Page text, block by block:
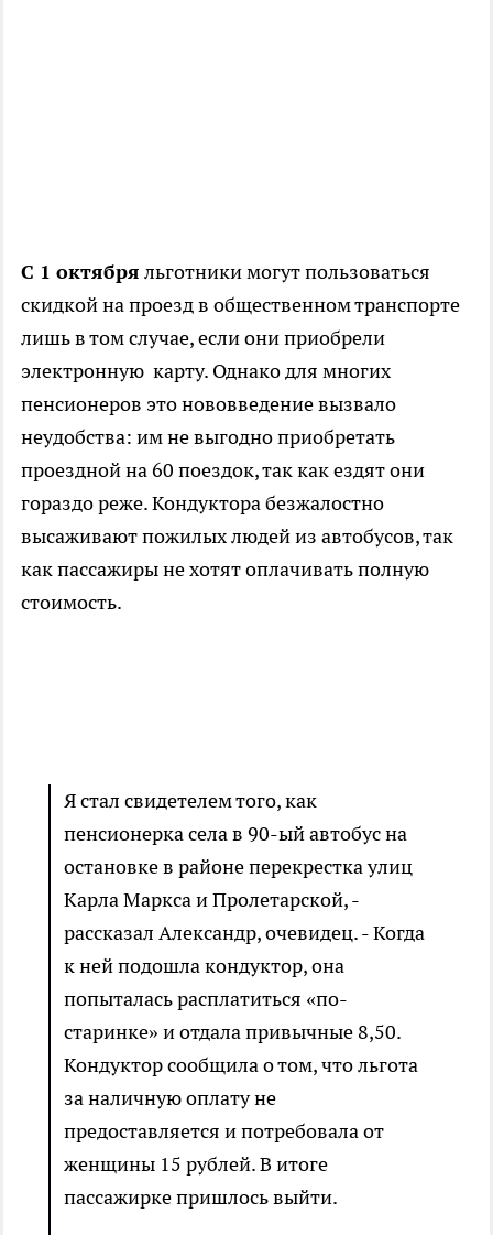
С 1 октября льготники могут пользоваться
скидкой на проезд в общественном транспорте
лишь в том случае, если они приобрели
электронную карту. Однако для многих
пенсионеров это нововведение вызвало
неудобства: им не выгодно приобретать
проездной на 60 поездок, так как ездят они
гораздо реже. Кондуктора безжалостно
высаживают пожилых людей из автобусов, так
как пассажиры не хотят оплачивать полную
стоимость.
Я стал свидетелем того, как
пенсионерка села в 90-ый автобус на
остановке в районе перекрестка улиц
Карла Маркса и Пролетарской, -
рассказал Александр, очевидец. - Когда
к ней подошла кондуктор, она
попыталась расплатиться «по-
старинке» и отдала привычные 8,50.
Кондуктор сообщила о том, что льгота
за наличную оплату не
предоставляется и потребовала от
женщины 15 рублей. В итоге
пассажирке пришлось выйти.